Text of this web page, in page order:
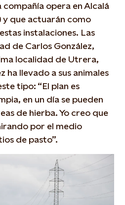
opera en Alcalá
y que actuarán como
instalaciones. Las
de Carlos González,
localidad de Utrera,
ha llevado a sus animales
tipo: “El plan es
en un día se pueden
de hierba. Yo creo que
por el medio
de pasto”.